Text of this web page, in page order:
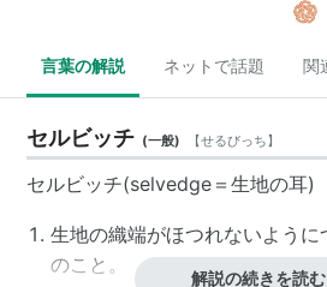
言葉の解説 ネットで話題 関
セルビッチ (一般) 【せるびっち】
セルビッチ(selvedge＝生地の耳)
生地の織端がほつれないよう
のこと。
解説の続きを読む